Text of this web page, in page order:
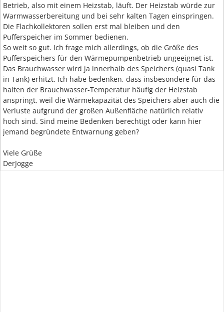
Betrieb, also mit einem Heizstab, läuft. Der Heizstab würde zur
Warmwasserbereitung und bei sehr kalten Tagen einspringen.
Die Flachkollektoren sollen erst mal bleiben und den
Pufferspeicher im Sommer bedienen.
So weit so gut. Ich frage mich allerdings, ob die Größe des
Pufferspeichers für den Wärmepumpenbetrieb ungeeignet ist.
Das Brauchwasser wird ja innerhalb des Speichers (quasi Tank
in Tank) erhitzt. Ich habe bedenken, dass insbesondere für das
halten der Brauchwasser-Temperatur häufig der Heizstab
anspringt, weil die Wärmekapazität des Speichers aber auch die
Verluste aufgrund der großen Außenfläche natürlich relativ
hoch sind. Sind meine Bedenken berechtigt oder kann hier
jemand begründete Entwarnung geben?
Viele Grüße
DerJogge